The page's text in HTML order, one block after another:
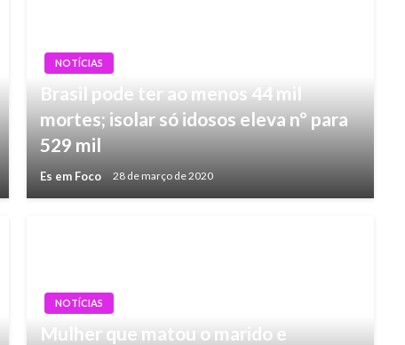
NOTÍCIAS
Brasil pode ter ao menos 44 mil
mortes; isolar só idosos eleva nº para
529 mil
Es em Foco 28 de março de 2020
NOTÍCIAS
Mulher que matou o marido e